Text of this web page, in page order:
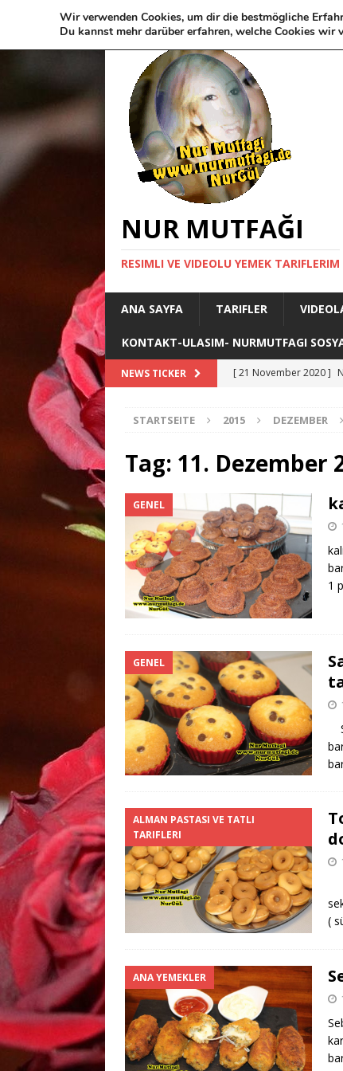
NUR MUTFAĞI
RESIMLI VE VIDEOLU YEMEK TARIFLERIM
ANA SAYFA TARIFLER
KONTAKT-ULASIM- NURMUTFAGI
NEWS TICKER [ 21 November 2020 ]
[ 10 Oktober 2020 ]
ANA YEMEKLER
[ 25 Dezember 2020 ]
YEMEKLER
STARTSEITE 2015 DEZEMBER
Tag: 11. Dezember
GENEL
1
GENEL
ALMAN PASTASI VE TATLI
TARIFLERI
(
ANA YEMEKLER
Wir verwenden Cookies, um dir die bestmögliche
Du kannst mehr darüber erfahren, welche Cookies wir